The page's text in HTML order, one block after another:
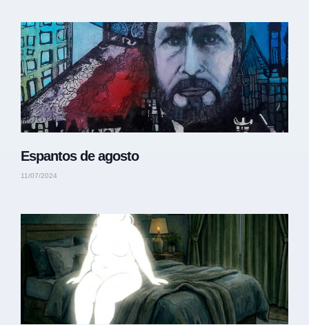
Espantos de agosto
11/07/2024